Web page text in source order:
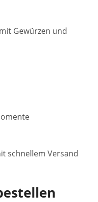
Gewürzen und
schnellem Versand